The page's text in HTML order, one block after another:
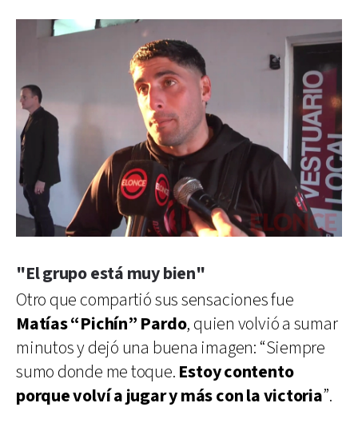
"El grupo está muy bien"
Otro que compartió sus sensaciones fue
Matías “Pichín” Pardo, quien volvió a sumar
minutos y dejó una buena imagen: “Siempre
sumo donde me toque. Estoy contento
porque volví a jugar y más con la victoria”.